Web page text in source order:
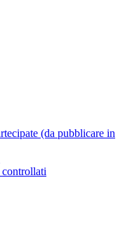
(da pubblicare in